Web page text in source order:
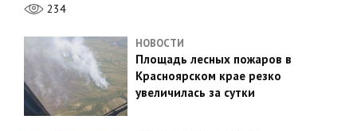
234
НОВОСТИ
Площадь лесных пожаров в
Красноярском крае резко
увеличилась за сутки